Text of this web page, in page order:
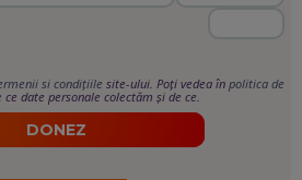
si condițiile site-ului. Poți vedea în politica de
ce date personale colectăm și de ce.
DONEZ